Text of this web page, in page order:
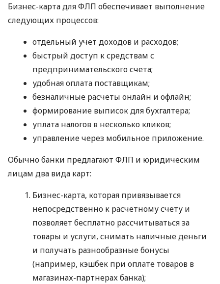
Бизнес-карта для ФЛП обеспечивает выполнение
следующих процессов:
отдельный учет доходов и расходов;
быстрый доступ к средствам с
предпринимательского счета;
удобная оплата поставщикам;
безналичные расчеты онлайн и офлайн;
формирование выписок для бухгалтера;
уплата налогов в несколько кликов;
управление через мобильное приложение.
Обычно банки предлагают ФЛП и юридическим
лицам два вида карт:
Бизнес-карта, которая привязывается
непосредственно к расчетному счету и
позволяет бесплатно рассчитываться за
товары и услуги, снимать наличные деньги
и получать разнообразные бонусы
(например, кэшбек при оплате товаров в
магазинах-партнерах банка);